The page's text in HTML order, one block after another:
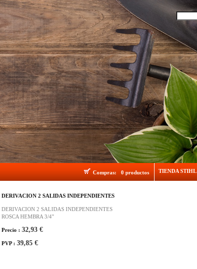
Compras: 0 productos TIENDA STIHL
DERIVACION 2 SALIDAS INDEPENDIENTES
DERIVACION 2 SALIDAS INDEPENDIENTES
ROSCA HEMBRA 3/4"
Precio : 32,93 €
PVP : 39,85 €